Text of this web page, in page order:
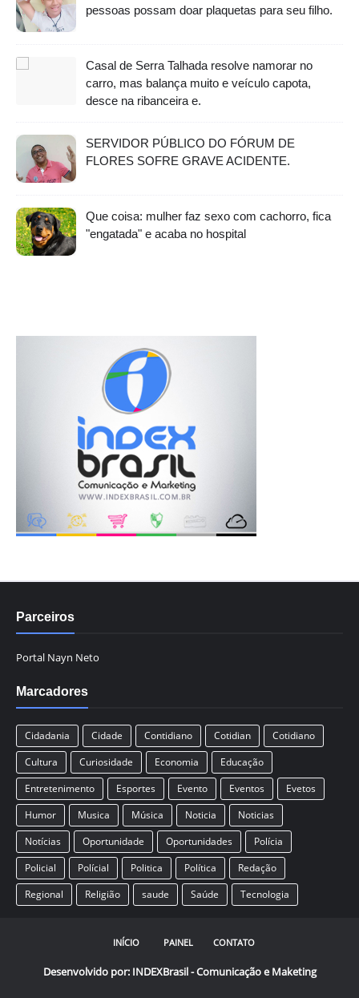
pessoas possam doar plaquetas para seu filho.
Casal de Serra Talhada resolve namorar no
carro, mas balança muito e veículo capota,
desce na ribanceira e.
SERVIDOR PÚBLICO DO FÓRUM DE
FLORES SOFRE GRAVE ACIDENTE.
Que coisa: mulher faz sexo com cachorro, fica
"engatada" e acaba no hospital
Parceiros
Portal Nayn Neto
Marcadores
Cidadania Cidade Contidiano Cotidian
Cotidiano
Cultura
Curiosidade Economia
Educação
Entretenimento
Esportes Evento Eventos
Evetos
Humor
Musica Música Noticia
Noticias
Notícias
Oportunidade Oportunidades
Polícia
Policial
Polícial Politica Política
Redação
Regional
Religião saude Saúde Tecnologia
INÍCIO PAINEL CONTATO
Desenvolvido por: INDEXBrasil - Comunicação e Maketing